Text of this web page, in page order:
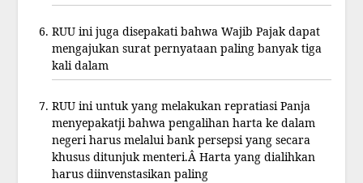
RUU ini juga disepakati bahwa Wajib Pajak dapat
mengajukan surat pernyataan paling banyak tiga
kali dalam
RUU ini untuk yang melakukan repratiasi Panja
menyepakatji bahwa pengalihan harta ke dalam
negeri harus melalui bank persepsi yang secara
khusus ditunjuk menteri.Â Harta yang dialihkan
harus diinvenstasikan paling